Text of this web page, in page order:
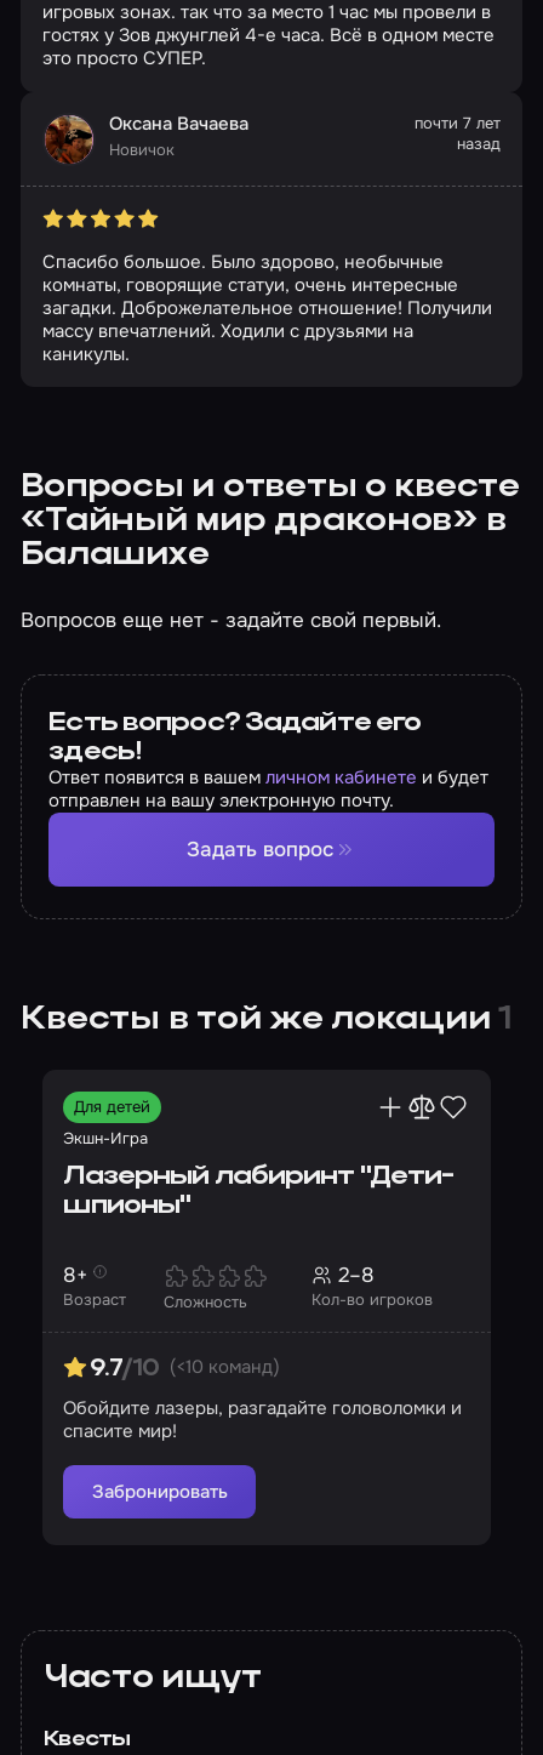
игровых зонах. так что за место 1 час мы провели в
гостях у Зов джунглей 4-е часа. Всё в одном месте
это просто СУПЕР.
Оксана Вачаева
Новичок
почти 7 лет
назад
Спасибо большое. Было здорово, необычные
комнаты, говорящие статуи, очень интересные
загадки. Доброжелательное отношение! Получили
массу впечатлений. Ходили с друзьями на
каникулы.
Вопросы и ответы о квесте
«Тайный мир драконов» в
Балашихе
Вопросов еще нет - задайте свой первый.
Есть вопрос? Задайте его
здесь!
Ответ появится в вашемличном кабинете и будет
отправлен на вашу электронную почту.
Задать вопрос
Квесты в той же локации1
Для детей
Экшн-Игра
Лазерный лабиринт "Дети-
шпионы"
Возраст
8+
Сложность Кол-во игроков
2–8
9.7/10 (<10 команд)
Обойдите лазеры, разгадайте головоломки и
спасите мир!
Забронировать
Часто ищут
Квесты